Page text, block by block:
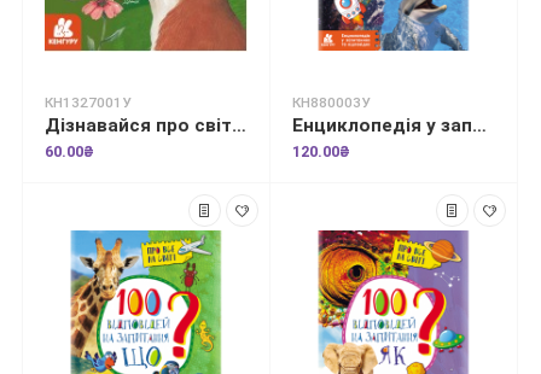
КН1327001У
Дізнавайся про світ разом із нами! Які органи чуття у тварин?
60.00₴
КН880003У
Енциклопедія у запитаннях та відповідях. 100 відповідей на запитання "ЧОМУ"?
120.00₴